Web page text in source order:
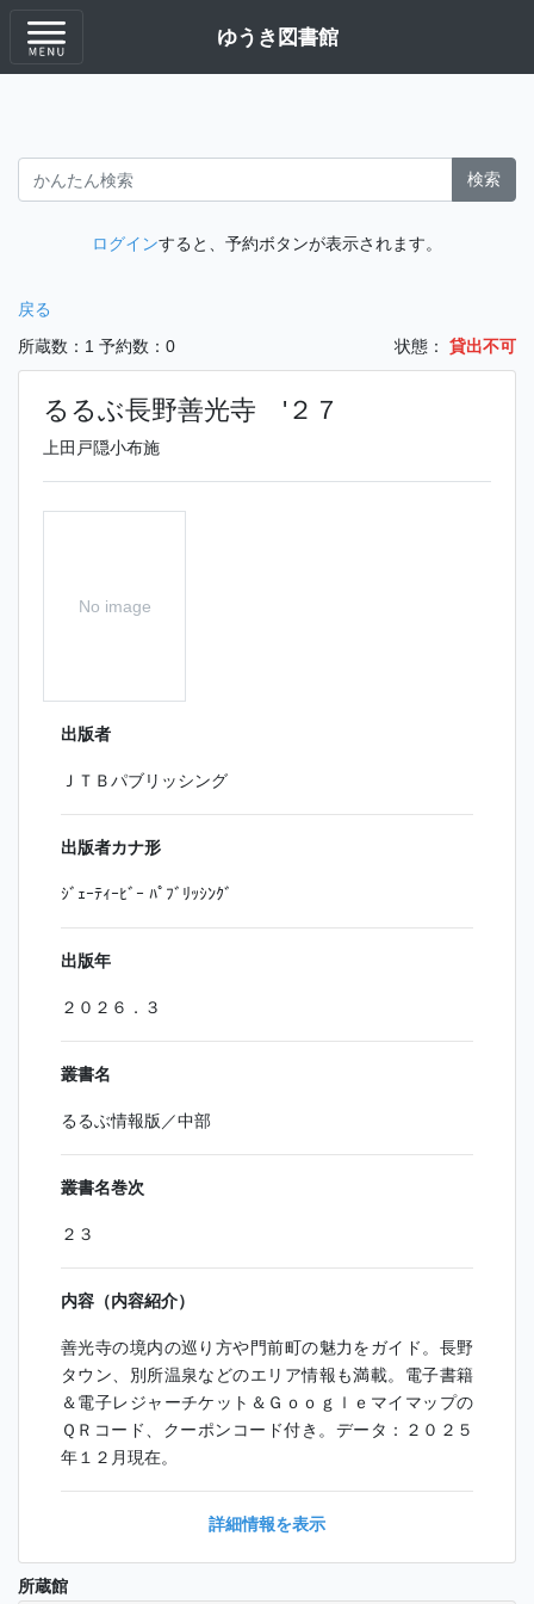
ゆうき図書館
検索
ログインすると、予約ボタンが表示されます。
戻る
所蔵数：1 予約数：0 状態： 貸出不可
るるぶ長野善光寺 '２７
上田戸隠小布施
No image
出版者
ＪＴＢパブリッシング
出版者カナ形
ｼﾞｪｰﾃｨｰﾋﾞｰ ﾊﾟﾌﾞﾘｯｼﾝｸﾞ
出版年
２０２６．３
叢書名
るるぶ情報版／中部
叢書名巻次
２３
内容（内容紹介）
善光寺の境内の巡り方や門前町の魅力をガイド。長野
タウン、別所温泉などのエリア情報も満載。電子書籍
＆電子レジャーチケット＆Ｇｏｏｇｌｅマイマップの
ＱＲコード、クーポンコード付き。データ：２０２５
年１２月現在。
詳細情報を表示
所蔵館